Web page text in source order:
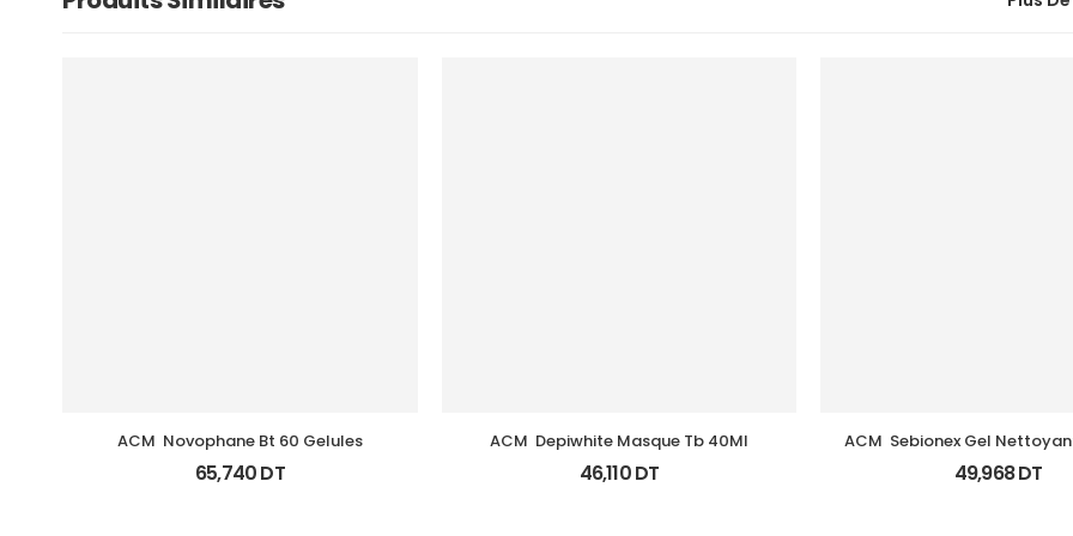
ACM  Novophane Bt 60 Gelules
65,740DT
ACM  Depiwhite Masque Tb 40Ml
46,110DT
ACM  Sebionex Gel
Fl 200Ml
49,968DT